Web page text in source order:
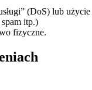
(DoS) lub użycie
itp.)
fizyczne.